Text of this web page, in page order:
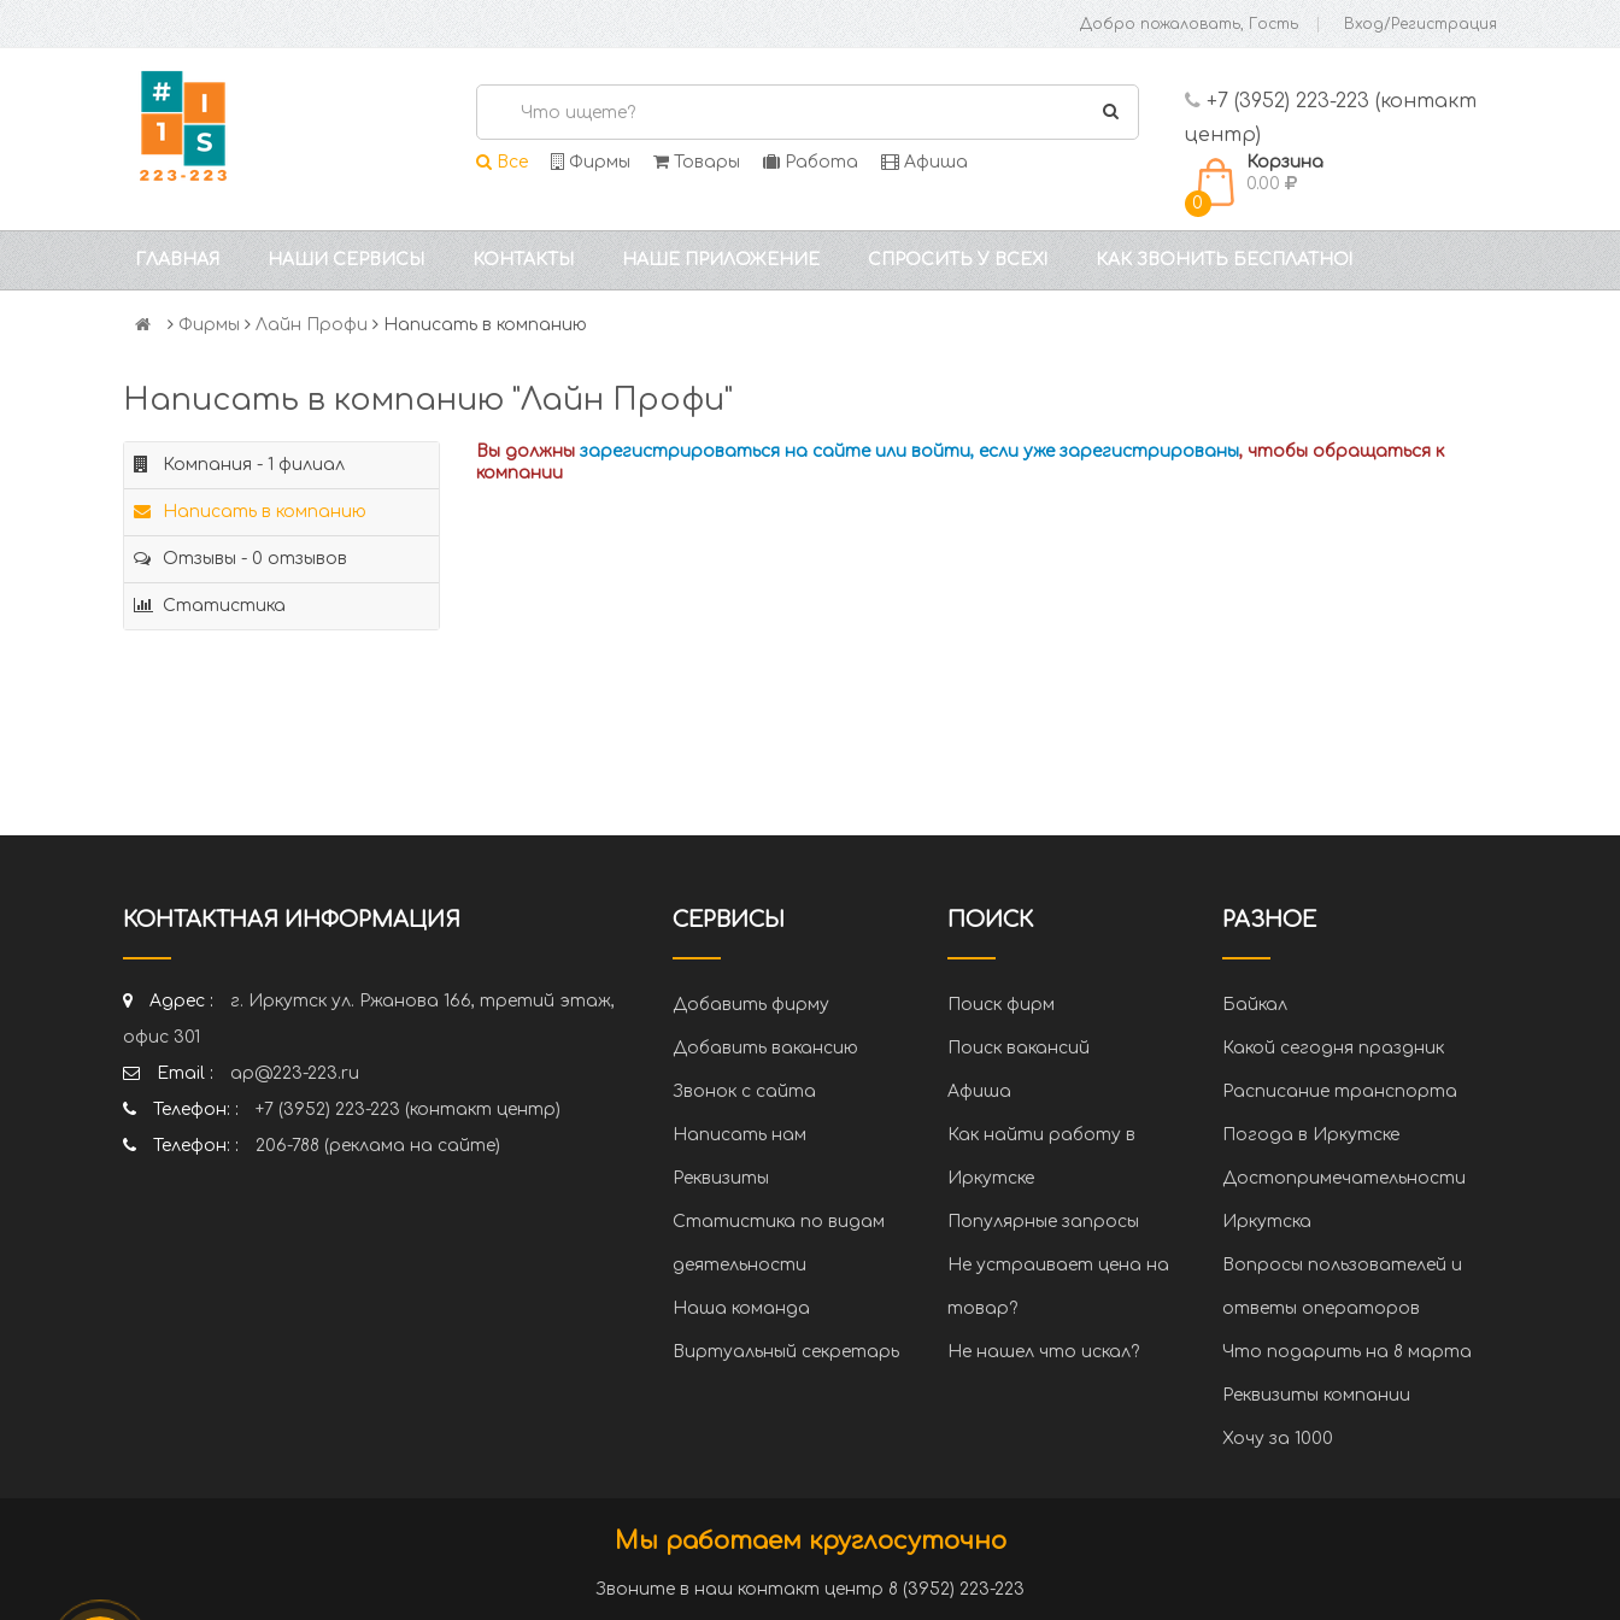
Добро пожаловать, Гость Вход/Регистрация
Все Фирмы Товары Работа Афиша
+7 (3952) 223-223 (контакт
центр)
0
Корзина
0.00
ГЛАВНАЯ НАШИ СЕРВИСЫ КОНТАКТЫ НАШЕ ПРИЛОЖЕНИЕ СПРОСИТЬ У ВСЕХ! КАК ЗВОНИТЬ БЕСПЛАТНО!
Фирмы Лайн Профи Написать в компанию
Написать в компанию "Лайн Профи"
Компания - 1 филиал
Написать в компанию
Отзывы - 0 отзывов
Статистика
Вы должны зарегистрироваться на сайте или войти, если уже зарегистрированы, чтобы обращаться к
компании
КОНТАКТНАЯ ИНФОРМАЦИЯ
Адрес :
г. Иркутск ул. Ржанова 166, третий этаж,
офис 301
Email :
ap@223-223.ru
Телефон: :
+7 (3952) 223-223 (контакт центр)
Телефон: :
206-788 (реклама на сайте)
СЕРВИСЫ
Добавить фирму
Добавить вакансию
Звонок с сайта
Написать нам
Реквизиты
Статистика по видам
деятельности
Наша команда
Виртуальный секретарь
ПОИСК
Поиск фирм
Поиск вакансий
Афиша
Как найти работу в
Иркутске
Популярные запросы
Не устраивает цена на
товар?
Не нашел что искал?
РАЗНОЕ
Байкал
Какой сегодня праздник
Расписание транспорта
Погода в Иркутске
Достопримечательности
Иркутска
Вопросы пользователей и
ответы операторов
Что подарить на 8 марта
Реквизиты компании
Хочу за 1000
Мы работаем круглосуточно
Звоните в наш контакт центр 8 (3952) 223-223